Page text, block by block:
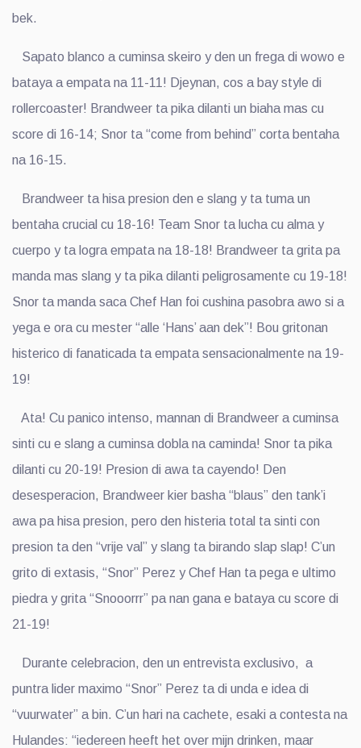
bek.
Sapato blanco a cuminsa skeiro y den un frega di wowo e
bataya a empata na 11-11! Djeynan, cos a bay style di
rollercoaster! Brandweer ta pika dilanti un biaha mas cu
score di 16-14; Snor ta “come from behind” corta bentaha
na 16-15.
Brandweer ta hisa presion den e slang y ta tuma un
bentaha crucial cu 18-16! Team Snor ta lucha cu alma y
cuerpo y ta logra empata na 18-18! Brandweer ta grita pa
manda mas slang y ta pika dilanti peligrosamente cu 19-18!
Snor ta manda saca Chef Han foi cushina pasobra awo si a
yega e ora cu mester “alle ‘Hans’ aan dek”! Bou gritonan
histerico di fanaticada ta empata sensacionalmente na 19-
19!
Ata! Cu panico intenso, mannan di Brandweer a cuminsa
sinti cu e slang a cuminsa dobla na caminda! Snor ta pika
dilanti cu 20-19! Presion di awa ta cayendo! Den
desesperacion, Brandweer kier basha “blaus” den tank’i
awa pa hisa presion, pero den histeria total ta sinti con
presion ta den “vrije val” y slang ta birando slap slap! C’un
grito di extasis, “Snor” Perez y Chef Han ta pega e ultimo
piedra y grita “Snooorrr” pa nan gana e bataya cu score di
21-19!
Durante celebracion, den un entrevista exclusivo, a
puntra lider maximo “Snor” Perez ta di unda e idea di
“vuurwater” a bin. C’un hari na cachete, esaki a contesta na
Hulandes: “iedereen heeft het over mijn drinken, maar